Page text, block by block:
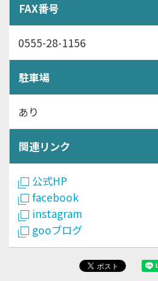
FAX番号
0555-28-1156
駐車場
あり
関連リンク
公式HP
facebook
instagram
gooブログ